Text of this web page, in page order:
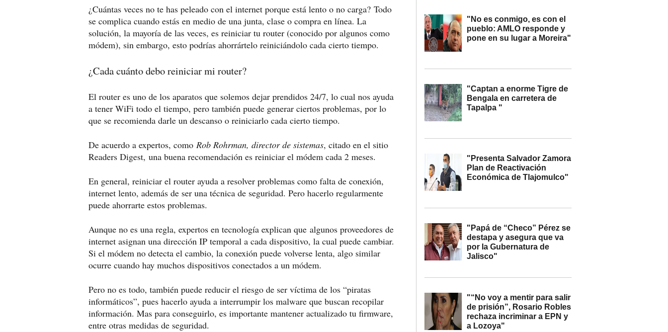
¿Cuántas veces no te has peleado con el internet porque está lento o no carga? Todo
se complica cuando estás en medio de una junta, clase o compra en línea. La
solución, la mayoría de las veces, es reiniciar tu router (conocido por algunos como
módem), sin embargo, esto podrías ahorrártelo reiniciándolo cada cierto tiempo.
¿Cada cuánto debo reiniciar mi router?
El router es uno de los aparatos que solemos dejar prendidos 24/7, lo cual nos ayuda
a tener WiFi todo el tiempo, pero también puede generar ciertos problemas, por lo
que se recomienda darle un descanso o reiniciarlo cada cierto tiempo.
De acuerdo a expertos, como Rob Rohrman, director de sistemas, citado en el sitio
Readers Digest, una buena recomendación es reiniciar el módem cada 2 meses.
En general, reiniciar el router ayuda a resolver problemas como falta de conexión,
internet lento, además de ser una técnica de seguridad. Pero hacerlo regularmente
puede ahorrarte estos problemas.
Aunque no es una regla, expertos en tecnología explican que algunos proveedores de
internet asignan una dirección IP temporal a cada dispositivo, la cual puede cambiar.
Si el módem no detecta el cambio, la conexión puede volverse lenta, algo similar
ocurre cuando hay muchos dispositivos conectados a un módem.
Pero no es todo, también puede reducir el riesgo de ser víctima de los “piratas
informáticos”, pues hacerlo ayuda a interrumpir los malware que buscan recopilar
información. Mas para conseguirlo, es importante mantener actualizado tu firmware,
entre otras medidas de seguridad.
"No es conmigo, es con el
pueblo: AMLO responde y
pone en su lugar a Moreira"
"Captan a enorme Tigre de
Bengala en carretera de
Tapalpa "
"Presenta Salvador Zamora
Plan de Reactivación
Económica de Tlajomulco"
"Papá de “Checo” Pérez se
destapa y asegura que va
por la Gubernatura de
Jalisco"
"“No voy a mentir para salir
de prisión”, Rosario Robles
rechaza incriminar a EPN y
a Lozoya"